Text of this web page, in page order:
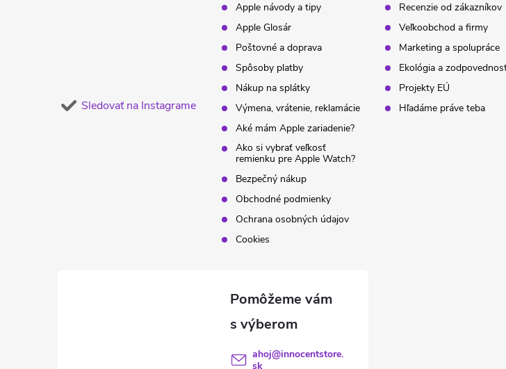
Sledovať na Instagrame
Apple návody a tipy
Apple Glosár
Poštovné a doprava
Spôsoby platby
Nákup na splátky
Výmena, vrátenie, reklamácie
Aké mám Apple zariadenie?
Ako si vybrať veľkosť
remienku pre Apple Watch?
Bezpečný nákup
Obchodné podmienky
Ochrana osobných údajov
Cookies
Recenzie od zákazníkov
Veľkoobchod a firmy
Marketing a spolupráce
Ekológia a
Projekty EÚ
Hľadáme práve teba
ahoj@innocentstore.
sk